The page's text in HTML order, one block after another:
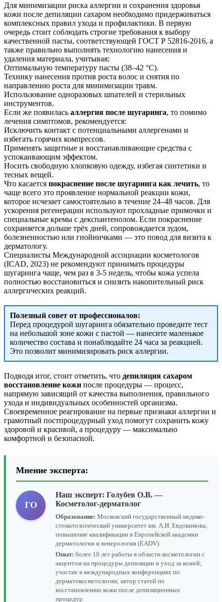
Для минимизации риска аллергии и сохранения здоровья
кожи после депиляции сахаром необходимо придерживаться
комплексных правил ухода и профилактики. В первую
очередь стоит соблюдать строгие требования к выбору
качественной пасты, соответствующей ГОСТ Р 52816-2016, а
также правильно выполнять технологию нанесения и
удаления материала, учитывая:
Оптимальную температуру пасты (38–42 °C).
Технику нанесения против роста волос и снятия по
направлению роста для минимизации травм.
Использование одноразовых шпателей и стерильных
инструментов.
Если же появилась аллергия после шугаринга, то помимо
лечения симптомов, рекомендуется:
Исключить контакт с потенциальными аллергенами и
избегать горячих компрессов.
Применять защитные и восстанавливающие средства с
успокаивающим эффектом.
Носить свободную хлопковую одежду, избегая синтетики и
тесных вещей.
Что касается покраснение после шугаринга как лечить, то
чаще всего это проявление нормальной реакции кожи,
которое исчезает самостоятельно в течение 24–48 часов. Для
ускорения регенерации используют прохладные примочки и
специальные кремы с декспантенолом. Если покраснение
сохраняется дольше трёх дней, сопровождается зудом,
болезненностью или гнойничками — это повод для визита к
дерматологу.
Специалисты Международной ассоциации косметологов
(ICAD, 2023) не рекомендуют принимать процедуры
шугаринга чаще, чем раз в 3-5 недель, чтобы кожа успела
полностью восстановиться и снизить накопительный риск
аллергических реакций.
Полезный совет от профессионалов:
Перед процедурой шугаринга обязательно проведите тест
на небольшой зоне кожи с пастой — нанесите маленькое
количество состава и понаблюдайте 24 часа за реакцией.
Это позволит минимизировать риск аллергии.
Подводя итог, стоит отметить, что депиляция сахаром
восстановление кожи после процедуры — процесс,
напрямую зависящий от качества выполнения, правильного
ухода и индивидуальных особенностей организма.
Своевременное реагирование на первые признаки аллергии и
грамотный постпроцедурный уход помогут сохранить кожу
здоровой и красивой, а процедуру — максимально
комфортной и безопасной.
Мнение эксперта:
ГО
Наш эксперт: Голубев О.В. —
Косметолог-дерматолог
Образование: Московский государственный медико-
стоматологический университет им. А.И. Евдокимова;
повышение квалификации в Европейской академии
дерматологии и венерологии (EADV)
Опыт: более 10 лет работы в области косметологии с
акцентом на процедуры депиляции и уход за кожей;
участие в международных конференциях по
дерматокосметологии; автор статей по
восстановлению кожи после депиляционных
процедур